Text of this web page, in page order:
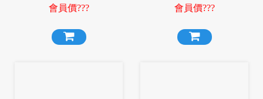
會員價??? 會員價???